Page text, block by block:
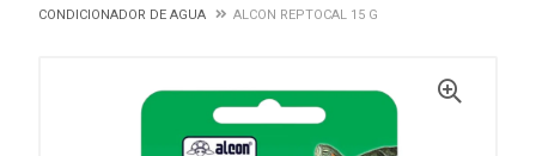
CONDICIONADOR DE AGUA
ALCON REPTOCAL 15 G